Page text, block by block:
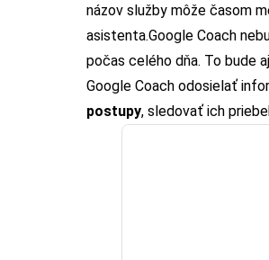
názov služby môže časom
asistenta.Google Coach
počas celého dňa. To bude
Google Coach odosielať
postupy, sledovať ich